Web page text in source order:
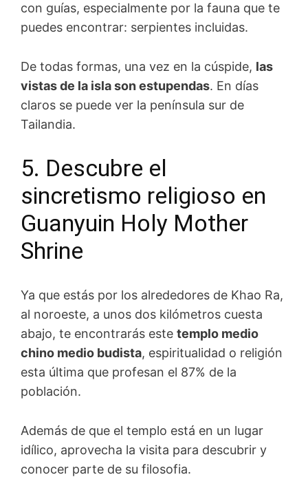
con guías, especialmente por la fauna que te
puedes encontrar: serpientes incluidas.
De todas formas, una vez en la cúspide, las
vistas de la isla son estupendas. En días
claros se puede ver la península sur de
Tailandia.
5. Descubre el
sincretismo religioso en
Guanyuin Holy Mother
Shrine
Ya que estás por los alrededores de Khao Ra,
al noroeste, a unos dos kilómetros cuesta
abajo, te encontrarás este templo medio
chino medio budista, espiritualidad o religión
esta última que profesan el 87% de la
población.
Además de que el templo está en un lugar
idílico, aprovecha la visita para descubrir y
conocer parte de su filosofia.